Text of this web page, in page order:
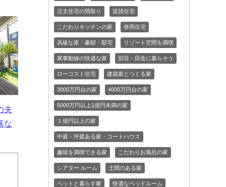
夫
な
注文住宅の間取り 賃貸住宅
こだわりキッチンの家 併用住宅
高級な家・豪邸・邸宅 リゾート空間を満喫
家事動線の快適な家 別荘・田舎に暮らそう
ローコスト住宅 建築家とつくる家
3000万円台の家 4000万円台の家
5000万円以上1億円未満の家
１億円以上の家
中庭・坪庭ある家・コートハウス
趣味を満喫できる家 こだわりお風呂の家
シアター ルーム 土間のある家
ペットと暮らす家 快適なベッドルーム